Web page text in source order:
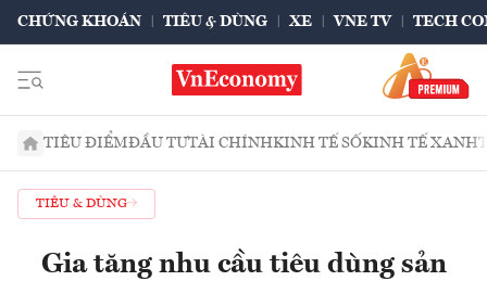
CHỨNG KHOÁN TIÊU & DÙNG XE VNE TV TECH
TIÊU ĐIỂMĐẦU TƯTÀI CHÍNHKINH TẾ SỐKINH TẾ XANH
TIÊU & DÙNG
Gia tăng nhu cầu tiêu dùng sản